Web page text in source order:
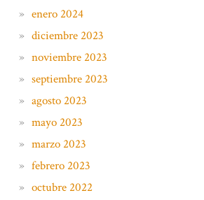
enero 2024
diciembre 2023
noviembre 2023
septiembre 2023
agosto 2023
mayo 2023
marzo 2023
febrero 2023
octubre 2022